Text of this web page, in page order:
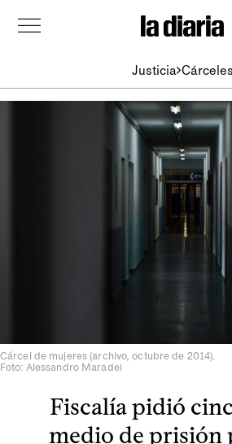
Justicia Cárceles
Cárcel de mujeres (archivo, octubre de 2014).
Foto: Alessandro Maradei
Fiscalía pidió
medio de prisión